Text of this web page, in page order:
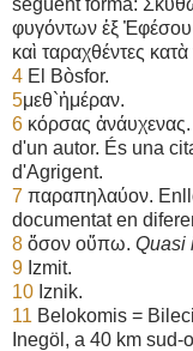
φυγόντων ἐξ Ἐφέσου
καὶ ταραχθέντες
4 El Bòsfor.
5μεθ`ἡμέραν.
6 κόρσας ἀνάυχενας.
d'un autor. És una
d'Agrigent.
7 παραπηλαύον.
documentat en
8 ὅσον οὕπω. Quasi
9 Izmit.
10 Iznik.
11 Belokomis =
Inegöl, a 40 km